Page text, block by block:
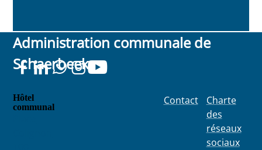
Administration communale de
Schaerbeek
Hôtel
communal
Contact
Charte
des
réseaux
sociaux